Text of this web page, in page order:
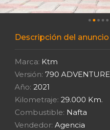
Descripción del anuncio
Marca: Ktm
Versión: 790 ADVENTURE
Año: 2021
Kilometraje: 29.000 Km.
Combustible: Nafta
Vendedor: Agencia